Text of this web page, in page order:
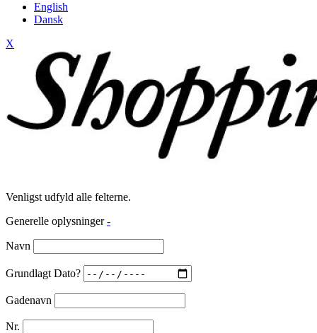
English
Dansk
X
Venligst udfyld alle felterne.
Generelle oplysninger -
Navn
Grundlagt Dato?
Gadenavn
Nr.